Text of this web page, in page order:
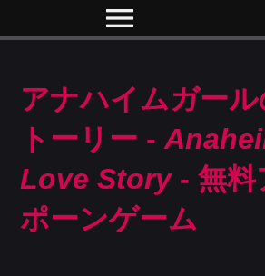
menu
アナハイムガー
トーリー -
Love Story- 無料
ポーンゲーム